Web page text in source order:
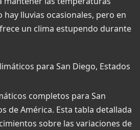
hay lluvias ocasionales, pero en
un clima estupendo durante
para San Diego, Estados
completos para San
de América. Esta tabla detallada
sobre las variaciones de